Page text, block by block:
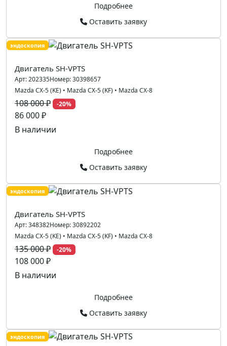
Подробнее
Оставить заявку
эндоскопия
Двигатель SH-VPTS
Арт:202335Номер:30398657
Mazda CX-5 (KE) • Mazda CX-5 (KF) • Mazda CX-8
108 000 ₽ -20%
86 000 ₽
В наличии
Подробнее
Оставить заявку
эндоскопия
Двигатель SH-VPTS
Арт:348382Номер:30892202
Mazda CX-5 (KE) • Mazda CX-5 (KF) • Mazda CX-8
135 000 ₽ -20%
108 000 ₽
В наличии
Подробнее
Оставить заявку
эндоскопия